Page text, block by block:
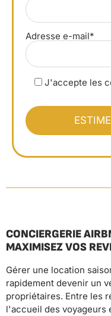
Adresse e-mail*
J'accepte les
CONCIERGERIE
MAXIMISEZ VOS
Gérer une location
rapidement devenir un
propriétaires. Entre les
l'accueil des voyageurs